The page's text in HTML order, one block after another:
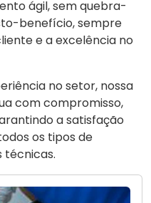
ágil, sem quebra-
benefício, sempre
e a excelência no
no setor, nossa
com compromisso,
a satisfação
os tipos de
técnicas.